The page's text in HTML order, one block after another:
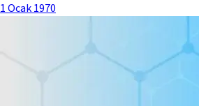
1 Ocak 1970